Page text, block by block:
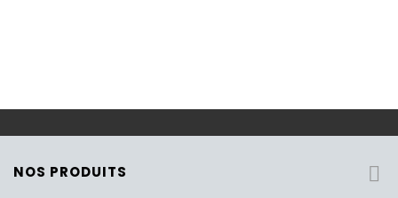
NOS PRODUITS 